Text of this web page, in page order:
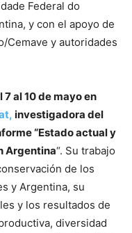
Federal do
y con el apoyo de
Cemave y autoridades
al 10 de mayo en
investigadora del
“Estado actual y
Argentina“. Su trabajo
de los
y Argentina, su
y los resultados de
diversidad